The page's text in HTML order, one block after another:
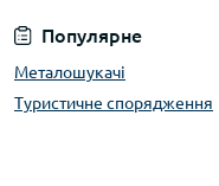
Популярне
Металошукачі
Туристичне спорядження